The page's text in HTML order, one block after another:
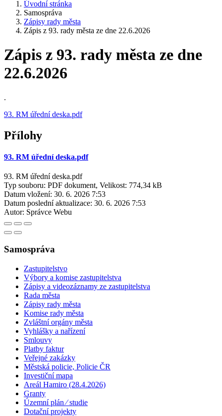
Úvodní stránka
Samospráva
Zápisy rady města
Zápis z 93. rady města ze dne 22.6.2026
Zápis z 93. rady města ze dne
22.6.2026
.
93. RM úřední deska.pdf
Přílohy
93. RM úřední deska.pdf
93. RM úřední deska.pdf
Typ souboru: PDF dokument, Velikost: 774,34 kB
Datum vložení: 30. 6. 2026 7:53
Datum poslední aktualizace: 30. 6. 2026 7:53
Autor: Správce Webu
Samospráva
Zastupitelstvo
Výbory a komise zastupitelstva
Zápisy a videozáznamy ze zastupitelstva
Rada města
Zápisy rady města
Komise rady města
Zvláštní orgány města
Vyhlášky a nařízení
Smlouvy
Platby faktur
Veřejné zakázky
Městská policie, Policie ČR
Investiční mapa
Areál Hamiro (28.4.2026)
Granty
Územní plán ⁄ studie
Dotační projekty